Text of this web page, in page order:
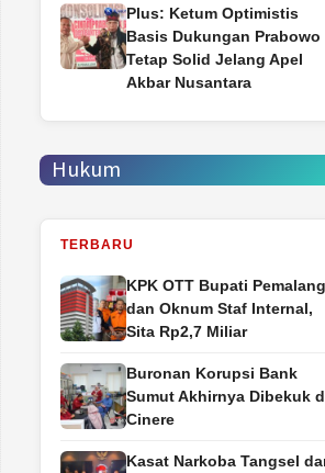
Plus: Ketum Optimistis
Basis Dukungan Prabowo
Tetap Solid Jelang Apel
Akbar Nusantara
Hukum
TERBARU
‎KPK OTT Bupati Pemalang
dan Oknum Staf Internal,
Sita Rp2,7 Miliar
Buronan Korupsi Bank
Sumut Akhirnya Dibekuk
Cinere
Kasat Narkoba Tangsel